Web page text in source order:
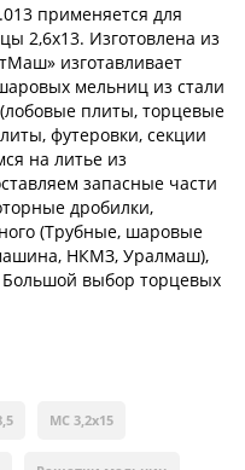
применяется для
2,6х13. Изготовлена из
изготавливает
мельниц из стали
плиты, торцевые
футеровки, секции
на литье из
запасные части
дробилки,
(Трубные, шаровые
НКМЗ, Уралмаш),
Большой выбор торцевых
МС 3,2х15